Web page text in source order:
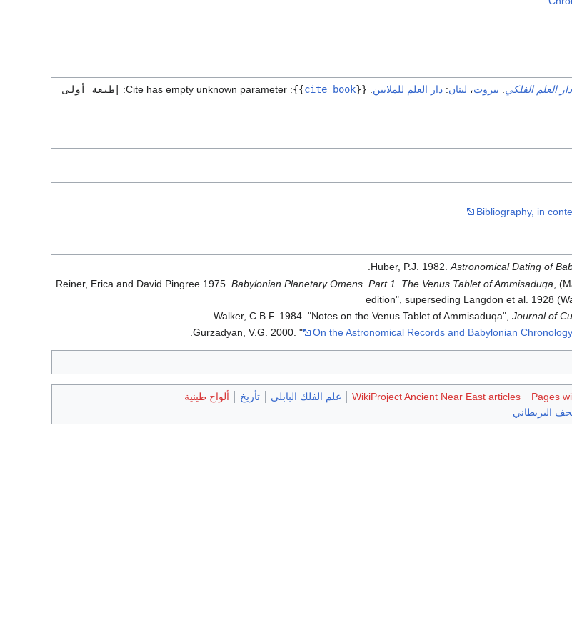
العلم الفلكي بيروت، لبنان:دار العلم للملايين {{
cite book
}}
:
Cite has empty unknown parameter:
|طبعة أولى
Bibliography, in
Huber, P.J. 1982. Astronomical Dating of
Reiner, Erica and David Pingree 1975. Babylonian Planetary Omens. Part 1. The Venus Tablet of Ammisaduqa ,
edition", superseding Langdon et al. 1928
Walker, C.B.F. 1984. "Notes on the Venus Tablet of Ammisaduqa", Journal of
Gurzadyan, V.G. 2000. "
On the Astronomical Records and Babylonian Chronology
Pages
WikiProject Ancient Near East articles علم الفلك البابلي تأريخ
ألواح طينية
البريطاني